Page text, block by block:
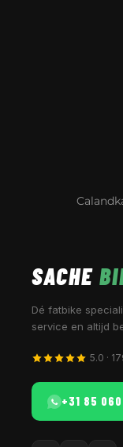
SACHE
Dé fatbike
service en altijd
5.0 ·
+31 85